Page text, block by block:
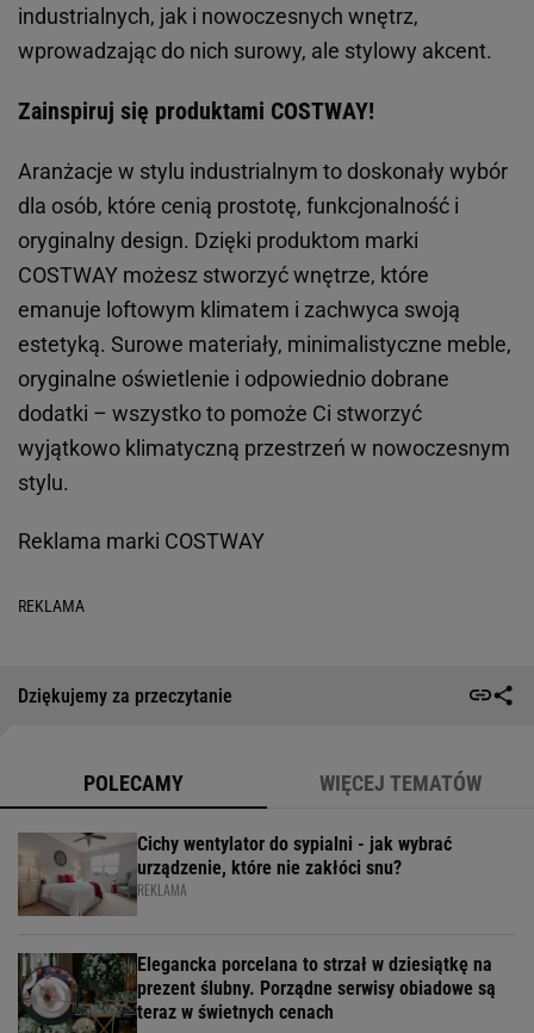
industrialnych, jak i nowoczesnych wnętrz,
wprowadzając do nich surowy, ale stylowy akcent.
Zainspiruj się produktami COSTWAY!
Aranżacje w stylu industrialnym to doskonały wybór
dla osób, które cenią prostotę, funkcjonalność i
oryginalny design. Dzięki produktom marki
COSTWAY możesz stworzyć wnętrze, które
emanuje loftowym klimatem i zachwyca swoją
estetyką. Surowe materiały, minimalistyczne meble,
oryginalne oświetlenie i odpowiednio dobrane
dodatki – wszystko to pomoże Ci stworzyć
wyjątkowo klimatyczną przestrzeń w nowoczesnym
stylu.
Reklama marki COSTWAY
REKLAMA
Dziękujemy za przeczytanie
POLECAMY WIĘCEJ TEMATÓW
Cichy wentylator do sypialni - jak wybrać
urządzenie, które nie zakłóci snu?
REKLAMA
Elegancka porcelana to strzał w dziesiątkę na
prezent ślubny. Porządne serwisy obiadowe są
teraz w świetnych cenach